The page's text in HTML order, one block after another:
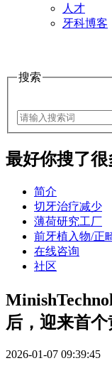
人才
牙科博客
搜索
最好你搜了很
简介
切牙治疗减少
薄荷研究工厂
前牙植入物/正
在线咨询
社区
后，迎来首个
2026-01-07 09:39:45